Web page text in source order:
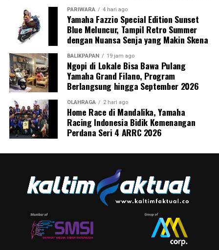
PARIWARA 4 hari ago
Yamaha Fazzio Special Edition Sunset
Blue Meluncur, Tampil Retro Summer
dengan Nuansa Senja yang Makin Skena
BALIKPAPAN 19 jam ago
Ngopi di Lokale Bisa Bawa Pulang
Yamaha Grand Filano, Program
Berlangsung hingga September 2026
OLAHRAGA 2 hari ago
Home Race di Mandalika, Yamaha
Racing Indonesia Bidik Kemenangan
Perdana Seri 4 ARRC 2026